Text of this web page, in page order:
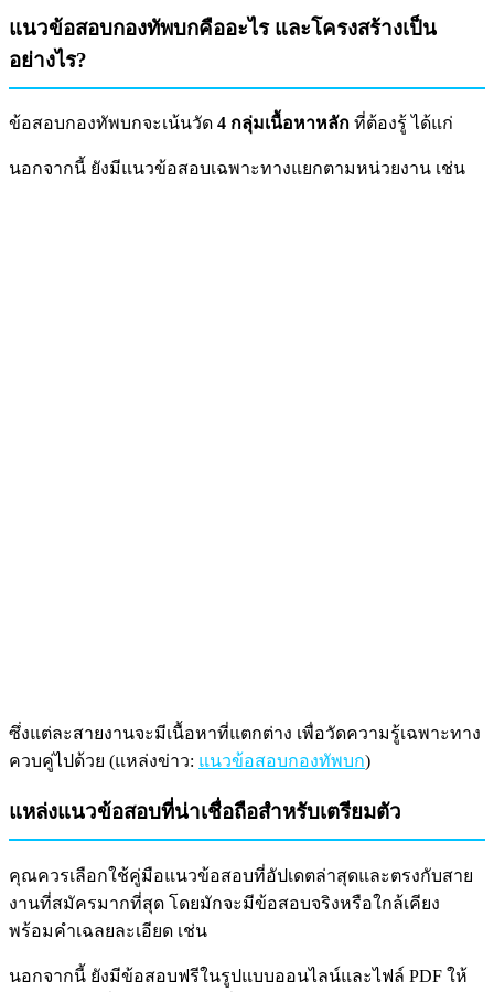
แนวข้อสอบกองทัพบกคืออะไร และโครงสร้างเป็น
อย่างไร?
ข้อสอบกองทัพบกจะเน้นวัด 4 กลุ่มเนื้อหาหลัก ที่ต้องรู้ ได้แก่
นอกจากนี้ ยังมีแนวข้อสอบเฉพาะทางแยกตามหน่วยงาน เช่น
ซึ่งแต่ละสายงานจะมีเนื้อหาที่แตกต่าง เพื่อวัดความรู้เฉพาะทาง
ควบคู่ไปด้วย (แหล่งข่าว: แนวข้อสอบกองทัพบก)
แหล่งแนวข้อสอบที่น่าเชื่อถือสำหรับเตรียมตัว
คุณควรเลือกใช้คู่มือแนวข้อสอบที่อัปเดตล่าสุดและตรงกับสาย
งานที่สมัครมากที่สุด โดยมักจะมีข้อสอบจริงหรือใกล้เคียง
พร้อมคำเฉลยละเอียด เช่น
นอกจากนี้ ยังมีข้อสอบฟรีในรูปแบบออนไลน์และไฟล์ PDF ให้